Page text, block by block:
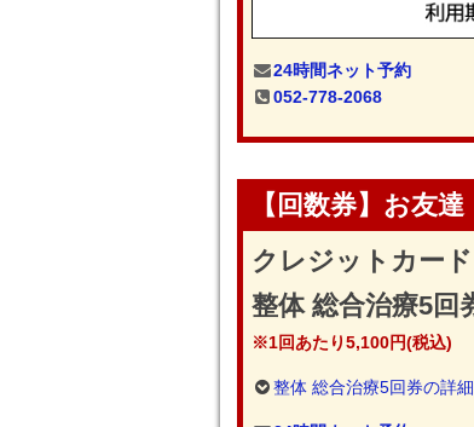
24時間ネット予約
052-778-2068
【回数券】お友
クレジットカー
整体 総合治療5回
※1回あたり5,100円(税込)
整体 総合治療5回券の詳